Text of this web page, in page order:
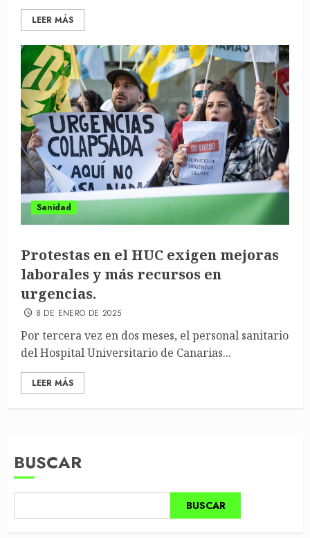
LEER MÁS
Sanidad
Protestas en el HUC exigen mejoras
laborales y más recursos en
urgencias.
8 DE ENERO DE 2025
Por tercera vez en dos meses, el personal sanitario
del Hospital Universitario de Canarias...
LEER MÁS
BUSCAR
BUSCAR